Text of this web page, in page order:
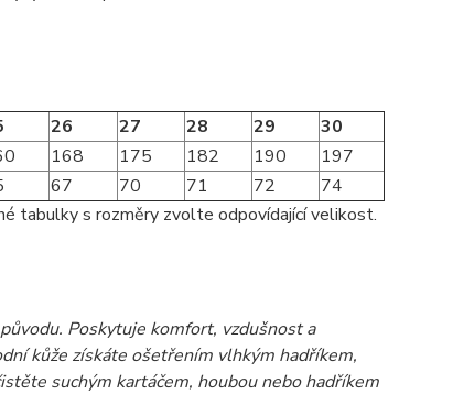
26 27 28 29
30
168 175 182 190
197
67 70 71 72
74
tabulky s rozměry zvolte odpovídající velikost.
Poskytuje komfort, vzdušnost a
kůže získáte ošetřením vlhkým hadříkem,
suchým kartáčem, houbou nebo hadříkem